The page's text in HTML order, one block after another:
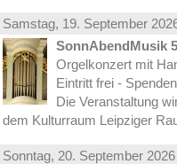
Samstag, 19. September
SonnAbendMusik 5
Orgelkonzert mit
Eintritt frei -
Die Veranstaltung
dem Kulturraum Leipziger
Sonntag, 20. September